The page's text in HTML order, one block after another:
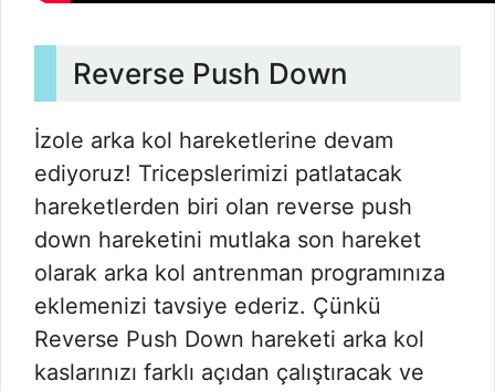
Reverse Push Down
İzole arka kol hareketlerine devam
ediyoruz! Tricepslerimizi patlatacak
hareketlerden biri olan reverse push
down hareketini mutlaka son hareket
olarak arka kol antrenman programınıza
eklemenizi tavsiye ederiz. Çünkü
Reverse Push Down hareketi arka kol
kaslarınızı farklı açıdan çalıştıracak ve